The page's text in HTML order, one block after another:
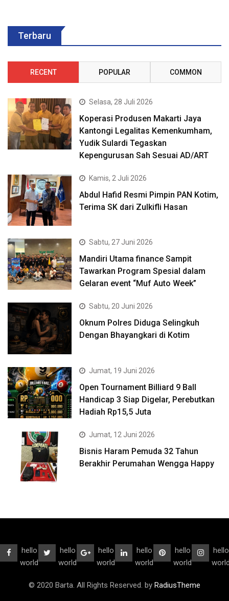
Terbaru
RECENT POPULAR COMMON
Selasa, 28 Juli 2026
Koperasi Produsen Makarti Jaya
Kantongi Legalitas Kemenkumham,
Yudik Sulardi Tegaskan
Kepengurusan Sah Sesuai AD/ART
Kamis, 2 Juli 2026
Abdul Hafid Resmi Pimpin PAN Kotim,
Terima SK dari Zulkifli Hasan
Sabtu, 27 Juni 2026
Mandiri Utama finance Sampit
Tawarkan Program Spesial dalam
Gelaran event “Muf Auto Week”
Sabtu, 20 Juni 2026
Oknum Polres Diduga Selingkuh
Dengan Bhayangkari di Kotim
Jumat, 19 Juni 2026
Open Tournament Billiard 9 Ball
Handicap 3 Siap Digelar, Perebutkan
Hadiah Rp15,5 Juta
Jumat, 12 Juni 2026
Bisnis Haram Pemuda 32 Tahun
Berakhir Perumahan Wengga Happy
hello
world
hello
world
hello
world
hello
world
hello
world
hello
© 2020 Barta. All Rights Reserved. by RadiusTheme